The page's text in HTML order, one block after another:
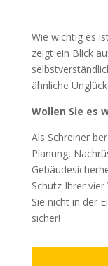
Wie wichtig es
zeigt ein Blick
ähnliche
Wollen Sie es
Als Schreiner
Planung,
Schutz Ihrer
Sie nicht in der
sicher!